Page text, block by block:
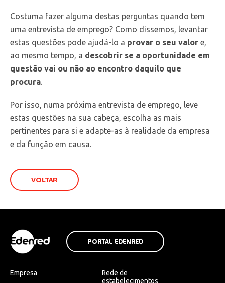
Costuma fazer alguma destas perguntas quando tem
uma entrevista de emprego? Como dissemos, levantar
estas questões pode ajudá-lo a provar o seu valor e,
ao mesmo tempo, a descobrir se a oportunidade em
questão vai ou não ao encontro daquilo que
procura
Por isso, numa próxima entrevista de emprego, leve
estas questões na sua cabeça, escolha as mais
pertinentes para si e adapte-as à realidade da empresa
e da função em causa.
VOLTAR
PORTAL EDENRED
Empresa
Rede de
estabelecimentos